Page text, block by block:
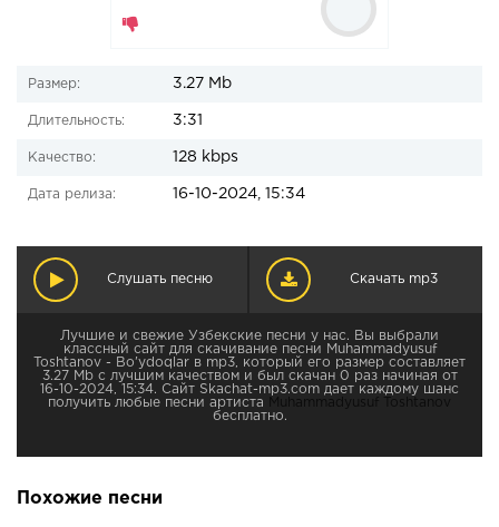
Размер: 3.27 Mb
Длительность: 3:31
Качество: 128 kbps
Дата релиза: 16-10-2024, 15:34
Слушать песню Скачать mp3
Лучшие и свежие Узбекские песни у нас. Вы выбрали
классный сайт для скачивание песни Muhammadyusuf
Toshtanov - Bo'ydoqlar в mp3, который его размер составляет
3.27 Mb с лучшим качеством и был скачан 0 раз начиная от
16-10-2024, 15:34. Сайт Skachat-mp3.com дает каждому шанс
получить любые песни артиста
Muhammadyusuf Toshtanov
бесплатно.
Похожие песни